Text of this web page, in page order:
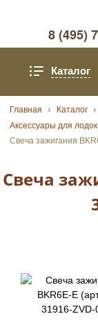
8 (495)
Каталог
Главная Каталог
Аксессуары для
Свеча зажигания
Свеча